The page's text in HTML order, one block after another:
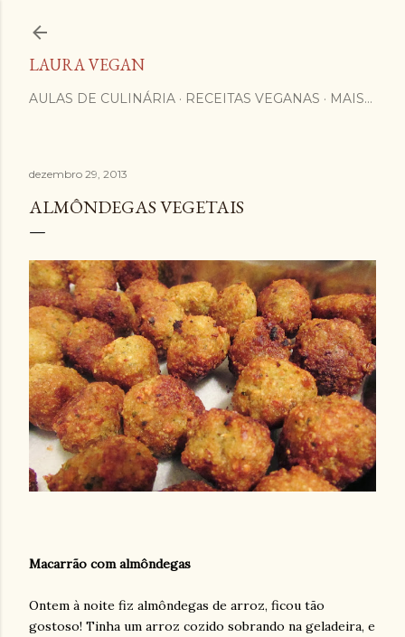
LAURA VEGAN
AULAS DE CULINÁRIA RECEITAS VEGANAS MAIS…
dezembro 29, 2013
ALMÔNDEGAS VEGETAIS
Macarrão com almôndegas
Ontem à noite fiz almôndegas de arroz, ficou tão
gostoso! Tinha um arroz cozido sobrando na geladeira, e